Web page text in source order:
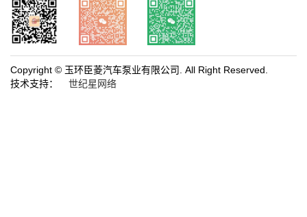
Copyright © 玉环臣菱汽车泵业有限公司. All Right Reserved.
技术支持：
世纪星网络